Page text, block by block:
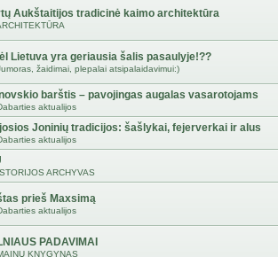
Aukštaitijos tradicinė kaimo architektūra
Lietuva yra geriausia šalis pasaulyje!??
žaidimai, plepalai atsipalaidavimui:)
barštis – pavojingas augalas vasarotojams
aktualijos
Joninių tradicijos: šašlykai, fejerverkai ir alus
aktualijos
ARCHYVAS
prieš Maxsimą
aktualijos
PADAVIMAI
KNYGYNAS